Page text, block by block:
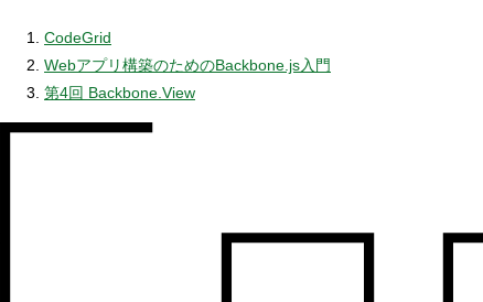
CodeGrid
Webアプリ構築のためのBackbone.js入門
第4回 Backbone.View